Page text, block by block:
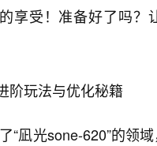
享受！准备好了吗？
阶玩法与优化秘籍
“凪光sone-620”的领